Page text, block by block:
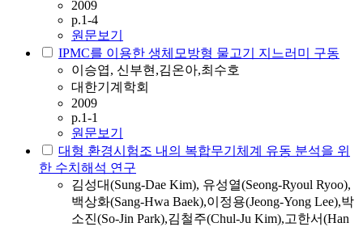
2009
p.1-4
원문보기
IPMC를 이용한 생체모방형 물고기 지느러미 구동
이승엽, 신부현,김온아,최수호
대한기계학회
2009
p.1-1
원문보기
대형 환경시험조 내의 복합무기체계 유동 분석을 위
한 수치해석 연구
김성대(Sung-Dae Kim), 유성열(Seong-Ryoul Ryoo),
백상화(Sang-Hwa Baek),이정용(Jeong-Yong Lee),박
소진(So-Jin Park),김철주(Chul-Ju Kim),고한서(Han